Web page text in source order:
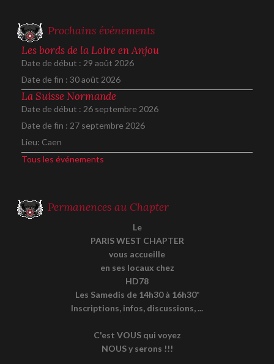
Prochains événements
Les bords de la Loire en Anjou
Date de début : 29 août 2026
Date de fin : 30 août 2026
La Suisse Normande
Date de début : 26 septembre 2026
Date de fin : 27 septembre 2026
Lieu: Caen
Tous les événements
Permanences au Chapter
Le
PARIS WEST CHAPTER
vous accueille
en ses locaux chez
HD78
Les Samedis de 14h30 à 16h30*
Inscriptions, infos, discussions, ...
C'est VOUS qui voyez
NOUS y serons !!!